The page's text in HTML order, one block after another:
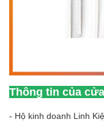
Thông tin của
- Hộ kinh doanh Linh